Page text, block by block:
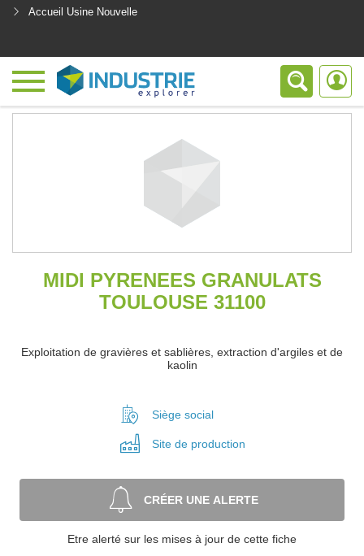
Accueil Usine Nouvelle
MIDI PYRENEES GRANULATS
TOULOUSE 31100
Exploitation de gravières et sablières, extraction d'argiles et de
kaolin
Siège social
Site de production
CRÉER UNE ALERTE
Etre alerté sur les mises à jour de cette fiche